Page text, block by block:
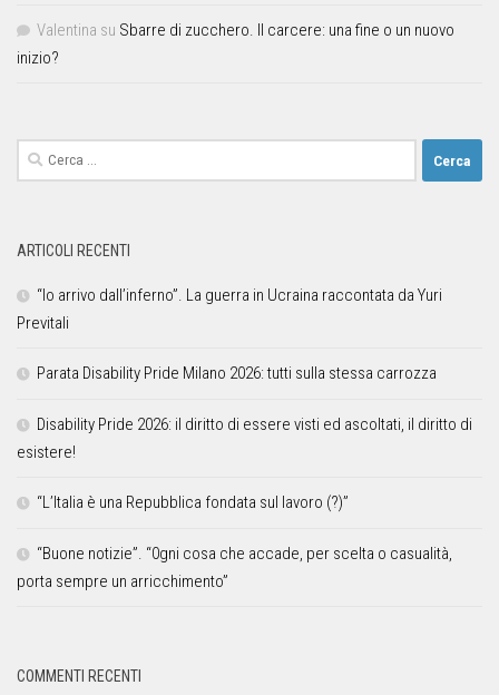
Valentina su Sbarre di zucchero. Il carcere: una fine o un nuovo
inizio?
ARTICOLI RECENTI
“Io arrivo dall’inferno”. La guerra in Ucraina raccontata da Yuri
Previtali
Parata Disability Pride Milano 2026: tutti sulla stessa carrozza
Disability Pride 2026: il diritto di essere visti ed ascoltati, il diritto di
esistere!
“L’Italia è una Repubblica fondata sul lavoro (?)”
“Buone notizie”. “0gni cosa che accade, per scelta o casualità,
porta sempre un arricchimento”
COMMENTI RECENTI